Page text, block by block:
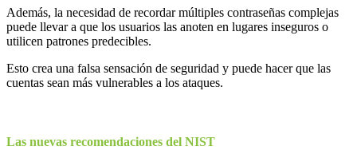
Además, la necesidad de recordar múltiples contraseñas complejas
puede llevar a que los usuarios las anoten en lugares inseguros o
utilicen patrones predecibles.
Esto crea una falsa sensación de seguridad y puede hacer que las
cuentas sean más vulnerables a los ataques.
Las nuevas recomendaciones del NIST